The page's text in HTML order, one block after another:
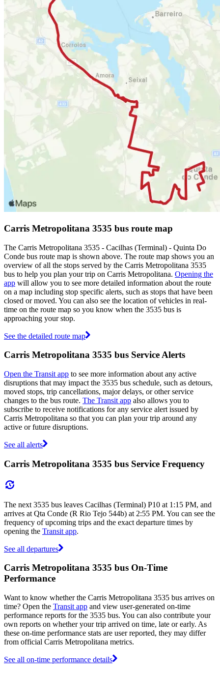
Carris Metropolitana 3535 bus route map
The Carris Metropolitana 3535 - Cacilhas (Terminal) - Quinta Do
Conde bus route map is shown above. The route map shows you an
overview of all the stops served by the Carris Metropolitana 3535
bus to help you plan your trip on Carris Metropolitana. Opening the
app will allow you to see more detailed information about the route
on a map including stop specific alerts, such as stops that have been
closed or moved. You can also see the location of vehicles in real-
time on the route map so you know when the 3535 bus is
approaching your stop.
See the detailed route map
Carris Metropolitana 3535 bus Service Alerts
Open the Transit app to see more information about any active
disruptions that may impact the 3535 bus schedule, such as detours,
moved stops, trip cancellations, major delays, or other service
changes to the bus route. The Transit app also allows you to
subscribe to receive notifications for any service alert issued by
Carris Metropolitana so that you can plan your trip around any
active or future disruptions.
See all alerts
Carris Metropolitana 3535 bus Service Frequency
The next 3535 bus leaves Cacilhas (Terminal) P10 at 1:15 PM, and
arrives at Qta Conde (R Rio Tejo 544b) at 2:55 PM. You can see the
frequency of upcoming trips and the exact departure times by
opening the Transit app.
See all departures
Carris Metropolitana 3535 bus On-Time
Performance
Want to know whether the Carris Metropolitana 3535 bus arrives on
time? Open the Transit app and view user-generated on-time
performance reports for the 3535 bus. You can also contribute your
own reports on whether your trip arrived on time, late or early. As
these on-time performance stats are user reported, they may differ
from official Carris Metropolitana metrics.
See all on-time performance details